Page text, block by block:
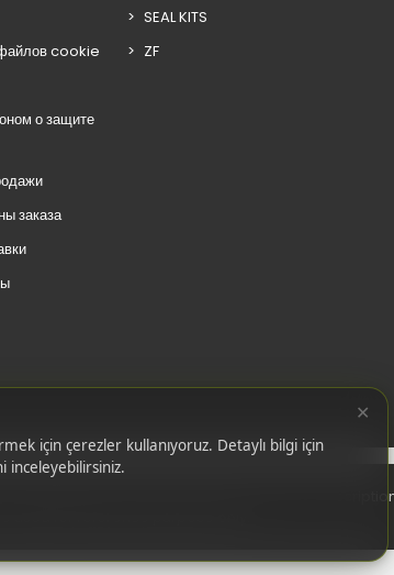
cookie
о защите
заказа
SEAL KITS
ZF
✕
için çerezler kullanıyoruz. Detaylı bilgi için
inceleyebilirsiniz.
names, numbers, symbols,
for reference purpose only.